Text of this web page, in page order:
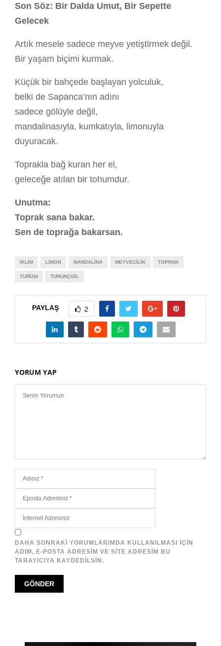
Son Söz: Bir Dalda Umut, Bir Sepette
Gelecek
Artık mesele sadece meyve yetiştirmek değil.
Bir yaşam biçimi kurmak.
Küçük bir bahçede başlayan yolculuk,
belki de Sapanca’nın adını
sadece gölüyle değil,
mandalinasıyla, kumkatıyla, limonuyla
duyuracak.
Toprakla bağ kuran her el,
geleceğe atılan bir tohumdur.
Unutma:
Toprak sana bakar.
Sen de toprağa bakarsan.
İKLIM LIMON MANDALINA MEYVECILIK TOPRAK
TURIZM TURUNÇGIL
PAYLAŞ 2
YORUM YAP
DAHA SONRAKI YORUMLARIMDA KULLANILMASI IÇIN
ADIM, E-POSTA ADRESIM VE SITE ADRESIM BU
TARAYICIYA KAYDEDILSIN.